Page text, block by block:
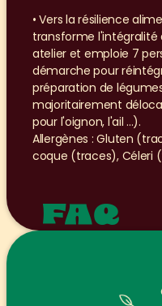
• Vers la résilience
transforme l'intégralité
atelier et emploie 7
démarche pour
préparation de
majoritairement
pour l'oignon, l'ail ...).
Allergènes : Gluten
coque (traces), Céleri
FAQ